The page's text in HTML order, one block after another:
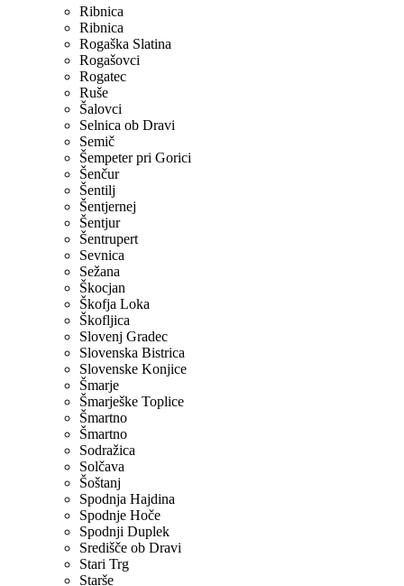
Ribnica
Ribnica
Rogaška Slatina
Rogašovci
Rogatec
Ruše
Šalovci
Selnica ob Dravi
Semič
Šempeter pri Gorici
Šenčur
Šentilj
Šentjernej
Šentjur
Šentrupert
Sevnica
Sežana
Škocjan
Škofja Loka
Škofljica
Slovenj Gradec
Slovenska Bistrica
Slovenske Konjice
Šmarje
Šmarješke Toplice
Šmartno
Šmartno
Sodražica
Solčava
Šoštanj
Spodnja Hajdina
Spodnje Hoče
Spodnji Duplek
Središče ob Dravi
Stari Trg
Starše